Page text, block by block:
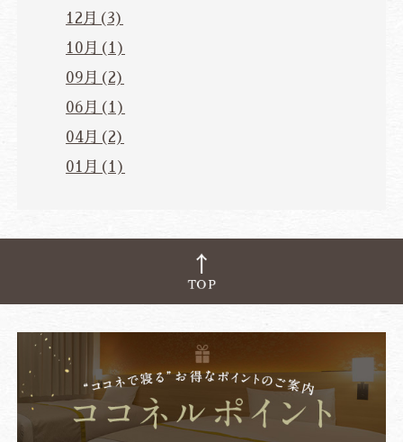
12月(3)
10月(1)
09月(2)
06月(1)
04月(2)
01月(1)